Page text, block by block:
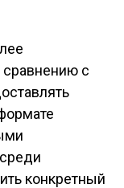
с
конкретный